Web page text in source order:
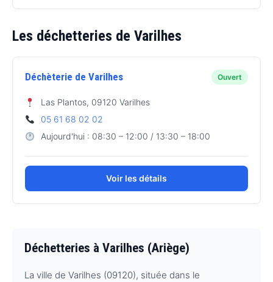
Les déchetteries de Varilhes
Déchèterie de Varilhes Ouvert
Las Plantos, 09120 Varilhes
05 61 68 02 02
Aujourd'hui : 08:30 – 12:00 / 13:30 – 18:00
Voir les détails
Déchetteries à Varilhes (Ariège)
La ville de Varilhes (09120), située dans le